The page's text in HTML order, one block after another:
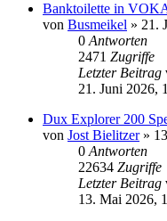
Banktoilette in
von Busmeikel » 21.
0 Antworten
2471 Zugriffe
Letzter Beitrag
21. Juni 2026,
Dux Explorer 200
von Jost Bielitzer»
0 Antworten
22634 Zugriffe
Letzter Beitrag
13. Mai 2026,